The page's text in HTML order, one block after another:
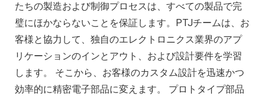
たちの製造および制御プロセスは、すべての製品で完
璧にほかならないことを保証します。PTJチームは、お
客様と協力して、独自のエレクトロニクス業界のアプ
リケーションのインとアウト、および設計要件を学習
します。 そこから、お客様のカスタム設計を迅速かつ
効率的に精密電子部品に変えます。 プロトタイプ部品